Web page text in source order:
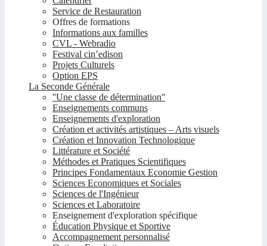
Service de Restauration
Offres de formations
Informations aux familles
CVL - Webradio
Festival cin’edison
Projets Culturels
Option EPS
La Seconde Générale
''Une classe de détermination''
Enseignements communs
Enseignements d'exploration
Création et activités artistiques – Arts visuels
Création et Innovation Technologique
Littérature et Société
Méthodes et Pratiques Scientifiques
Principes Fondamentaux Economie Gestion
Sciences Economiques et Sociales
Sciences de l'Ingénieur
Sciences et Laboratoire
Enseignement d'exploration spécifique
Éducation Physique et Sportive
Accompagnement personnalisé